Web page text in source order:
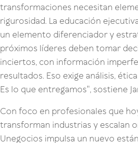
transformaciones necesitan
rigurosidad. La educación
un elemento diferenciador y
próximos líderes deben tomar
inciertos, con información
resultados. Eso exige análisis,
Es lo que entregamos", sostiene
Con foco en profesionales que
transforman industrias y escalan
Unegocios impulsa un nuevo